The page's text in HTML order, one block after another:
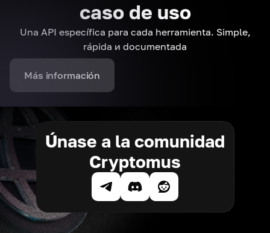
caso de uso
Una API específica para cada herramienta. Simple,
rápida и documentada
Más información
Únase a la comunidad
Cryptomus